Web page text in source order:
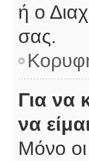
ή ο
σας.
Για να
να
Μόνο